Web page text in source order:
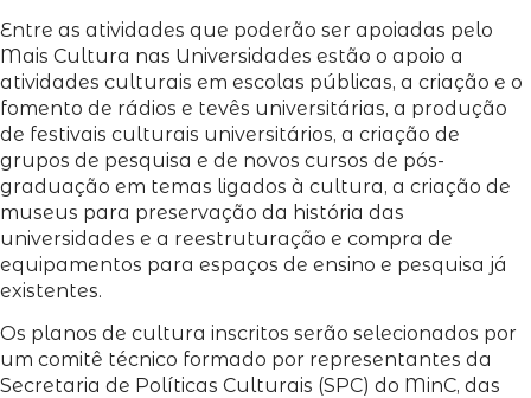
Entre as atividades que poderão ser apoiadas pelo
Mais Cultura nas Universidades estão o apoio a
atividades culturais em escolas públicas, a criação e o
fomento de rádios e tevês universitárias, a produção
de festivais culturais universitários, a criação de
grupos de pesquisa e de novos cursos de pós-
graduação em temas ligados à cultura, a criação de
museus para preservação da história das
universidades e a reestruturação e compra de
equipamentos para espaços de ensino e pesquisa já
existentes.
Os planos de cultura inscritos serão selecionados por
um comitê técnico formado por representantes da
Secretaria de Políticas Culturais (SPC) do MinC, das